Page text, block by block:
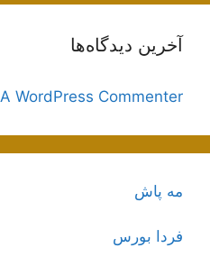
آخرین دیدگاه‌ها
A WordPress Commenter
مه پاش
فردا بورس